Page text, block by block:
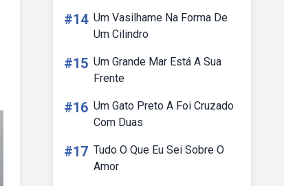
#14 Um Vasilhame Na Forma De
Um Cilindro
#15 Um Grande Mar Está A Sua
Frente
#16 Um Gato Preto A Foi Cruzado
Com Duas
#17 Tudo O Que Eu Sei Sobre O
Amor